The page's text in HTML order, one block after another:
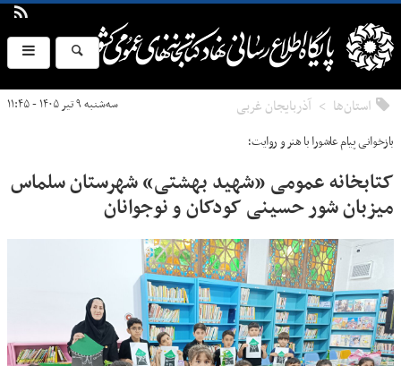
استان‌ها آذربایجان غربی سه‌شنبه ۹ تیر ۱۴۰۵ - ۱۱:۴۵
بازخوانی پیام عاشورا با هنر و روایت؛
کتابخانه عمومی «شهید بهشتی» شهرستان سلماس
میزبان شور حسینی کودکان و نوجوانان